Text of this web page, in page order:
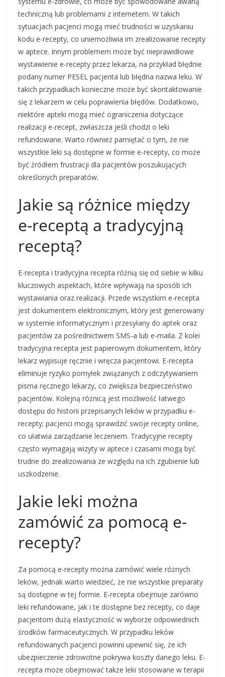
techniczną lub problemami z internetem. W takich
sytuacjach pacjenci mogą mieć trudności w uzyskaniu
kodu e-recepty, co uniemożliwia im zrealizowanie recepty
w aptece. Innym problemem może być nieprawidłowe
wystawienie e-recepty przez lekarza, na przykład błędnie
podany numer PESEL pacjenta lub błędna nazwa leku. W
takich przypadkach konieczne może być skontaktowanie
się z lekarzem w celu poprawienia błędów. Dodatkowo,
niektóre apteki mogą mieć ograniczenia dotyczące
realizacji e-recept, zwłaszcza jeśli chodzi o leki
refundowane. Warto również pamiętać o tym, że nie
wszystkie leki są dostępne w formie e-recepty, co może
być źródłem frustracji dla pacjentów poszukujących
określonych preparatów.
Jakie są różnice między
e-receptą a tradycyjną
receptą?
E-recepta i tradycyjna recepta różnią się od siebie w kilku
kluczowych aspektach, które wpływają na sposób ich
wystawiania oraz realizacji. Przede wszystkim e-recepta
jest dokumentem elektronicznym, który jest generowany
w systemie informatycznym i przesyłany do aptek oraz
pacjentów za pośrednictwem SMS-a lub e-maila. Z kolei
tradycyjna recepta jest papierowym dokumentem, który
lekarz wypisuje ręcznie i wręcza pacjentowi. E-recepta
eliminuje ryzyko pomyłek związanych z odczytywaniem
pisma ręcznego lekarzy, co zwiększa bezpieczeństwo
pacjentów. Kolejną różnicą jest możliwość łatwego
dostępu do historii przepisanych leków w przypadku e-
recepty; pacjenci mogą sprawdzić swoje recepty online,
co ułatwia zarządzanie leczeniem. Tradycyjne recepty
często wymagają wizyty w aptece i czasami mogą być
trudne do zrealizowania ze względu na ich zgubienie lub
uszkodzenie.
Jakie leki można
zamówić za pomocą e-
recepty?
Za pomocą e-recepty można zamówić wiele różnych
leków, jednak warto wiedzieć, że nie wszystkie preparaty
są dostępne w tej formie. E-recepta obejmuje zarówno
leki refundowane, jak i te dostępne bez recepty, co daje
pacjentom dużą elastyczność w wyborze odpowiednich
środków farmaceutycznych. W przypadku leków
refundowanych pacjenci powinni upewnić się, że ich
ubezpieczenie zdrowotne pokrywa koszty danego leku. E-
recepta może obejmować także leki stosowane w terapii